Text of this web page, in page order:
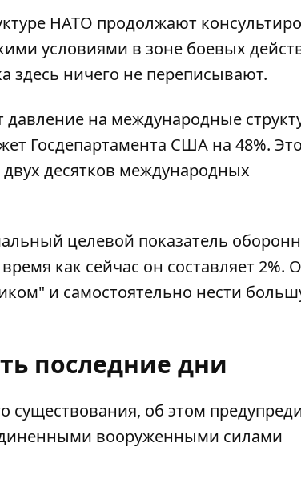
НАТО продолжают
условиями в зоне боевых
здесь ничего не переписывают.
на международные
Госдепартамента США на 48%. Это
десятков международных
целевой показатель
как сейчас он составляет 2%.
и самостоятельно нести
последние дни
существования, об этом
вооруженными силами